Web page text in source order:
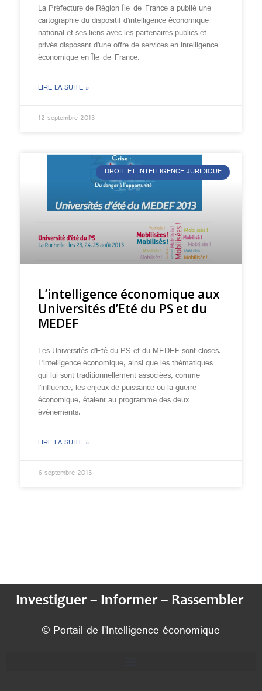
La Préfecture de Région Île-de-France a publié une
cartographie du dispositif d’intelligence économique
national et ses liens avec les partenaires publics et
privés disposant d’une offre de services en intelligence
économique en Île-de-France.
LIRE LA SUITE »
12 septembre 2013
DROIT ET INTELLIGENCE JURIDIQUE
L’intelligence économique aux
Universités d’Eté du PS et du
MEDEF
Les Universités d’Eté du PS et du MEDEF sont closes.
L’intelligence économique, ainsi que les thématiques
qui lui sont traditionnellement associées, comme
l’influence, les enjeux de puissance ou la guerre
économique, étaient au programme des deux
événements.
LIRE LA SUITE »
6 septembre 2013
Investiguer – Informer – Rassembler
© Portail de l’Intelligence économique